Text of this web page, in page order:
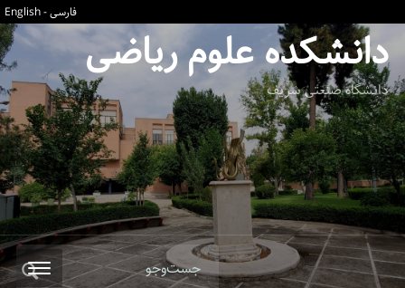
English-فارسی
دانشکده علوم ریاضی
دانشگاه صنعتی شریف
جست‌وجو